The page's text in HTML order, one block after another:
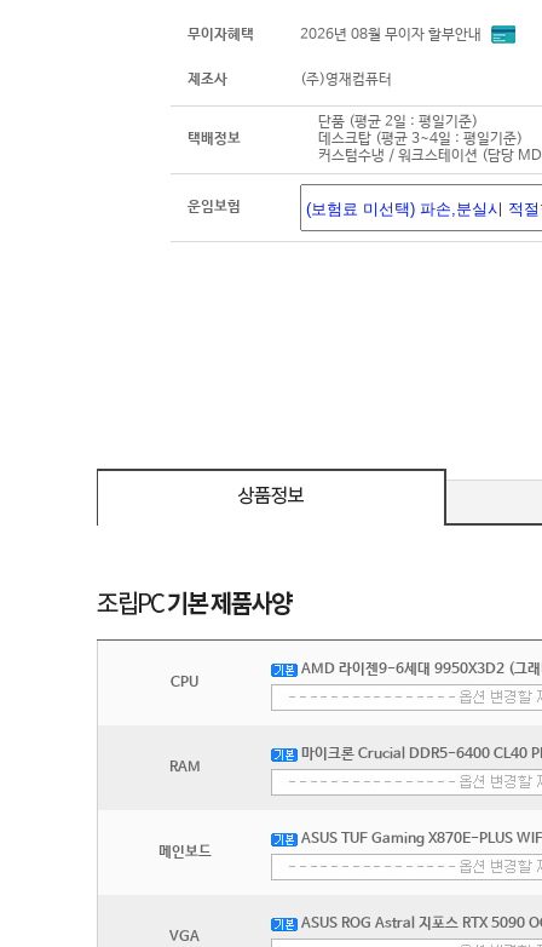
무이자혜택 2026년 08월 무이자 할부안내
제조사 (주)영재컴퓨터
택배정보
단품 (평균 2일 : 평일기준)
데스크탑 (평균 3~4일 : 평일기준)
커스텀수냉 / 워크스테이션 (담당
운임보험
CPU
AMD 라이젠9-6세대 9950X3D2 (그
RAM
마이크론 Crucial DDR5-6400 CL40
메인보드
ASUS TUF Gaming X870E-PLUS
VGA
ASUS ROG Astral 지포스 RTX 5090